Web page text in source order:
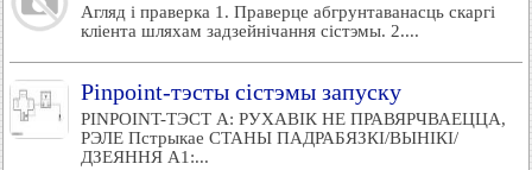
Агляд і праверка 1. Праверце абгрунтаванасць скаргі
кліента шляхам задзейнічання сістэмы. 2....
Pinpoint-тэсты сістэмы запуску
PINPOINT-ТЭСТ A: РУХАВІК НЕ ПРАВЯРЧВАЕЦЦА,
РЭЛЕ Пстрыкае СТАНЫ ПАДРАБЯЗКІ/ВЫНІКІ/
ДЗЕЯННЯ A1:...